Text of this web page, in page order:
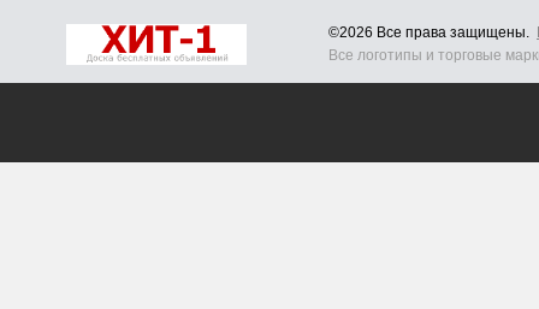
©2026 Все права защищены.
Все логотипы и торговые